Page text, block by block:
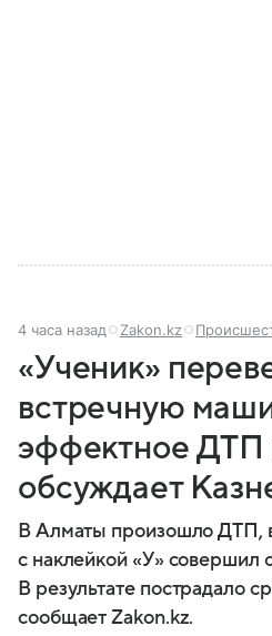
4 часа назад Zakon.kz
«Ученик»
встречную
эффектное ДТП
обсуждает
В Алматы произошло ДТП,
с наклейкой «У» совершил
В результате пострадало
сообщает Zakon.kz.